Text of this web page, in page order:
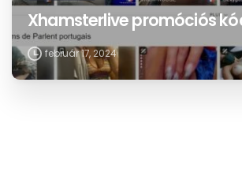
Xhamsterlive promóciós
február 17, 2024